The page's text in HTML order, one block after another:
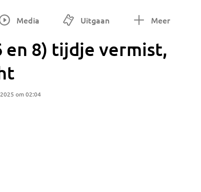
Media Uitgaan Meer
en 8) tijdje vermist,
om 02:04